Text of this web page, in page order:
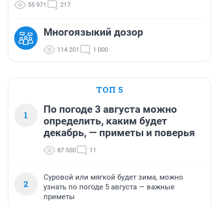
55 971 217
Многоязыкий дозор
114 201 1 000
ТОП 5
1
По погоде 3 августа можно
определить, каким будет
декабрь, — приметы и поверья
87 550 11
2
Суровой или мягкой будет зима, можно
узнать по погоде 5 августа — важные
приметы